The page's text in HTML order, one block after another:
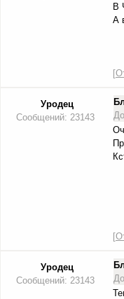
В
А
[
Уродец
Сообщений: 23143
[
Уродец
Сообщений: 23143